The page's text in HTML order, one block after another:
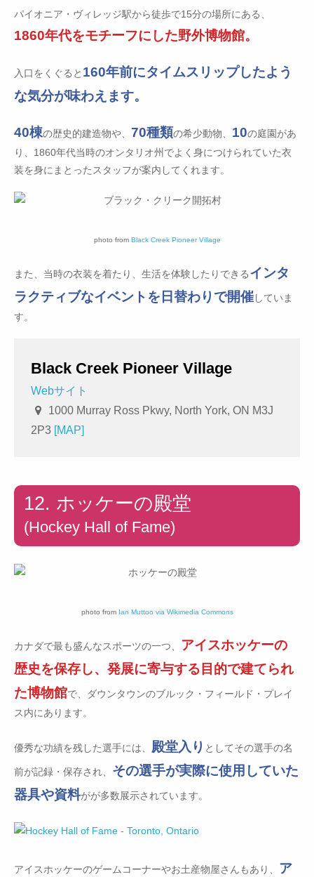
パイオニア・ヴィレッジ駅から徒歩で15分の場所にある、
1860年代をモチーフにした野外博物館。
入口をくぐると 160年前にタイムスリップしたよう
な気分が味わえます。
40棟の歴史的建造物や、 70種類の希少動物、 10の庭園があ
り、1860年代当時のオンタリオ州でよく身につけられていた衣
装を身にまとったスタッフが案内してくれます。
photo from Black Creek Pioneer Village
また、当時の衣装を着たり、生活を体験したりできるインタ
ラクティブなイベントを日替わりで開催していま
す。
Black Creek Pioneer Village
Webサイト
1000 Murray Ross Pkwy, North York, ON M3J
2P3 [MAP]
12. ホッケーの殿堂
(Hockey Hall of Fame)
photo from Ian Muttoo via Wikimedia Commons
カナダで最も盛んなスポーツの一つ、
アイスホッケーの
歴史を保存し、発展に寄与する目的で建てられ
た博物館で、ダウンタウンのブルック・フィールド・プレイ
ス内にあります。
優秀な功績を残した選手には、 殿堂入り としてその選手の名
前が記録・保存され、 その選手が実際に使用していた
器具や資料がが多数展示されています。
アイスホッケーのゲームコーナーやお土産物屋さんもあり、 ア